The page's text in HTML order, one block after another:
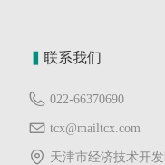
联系我们
022-66370690
tcx@mailtcx.com
天津市经济技术开